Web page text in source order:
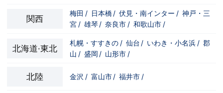
さい。その後、私たちの想いを説明させて
いただきます。その話の中で共感できる
か/出来ないかだと思います。ご応募お待
その話の中で共感できるか/出来ないかだ
と思います。ご応募お待ちしておりま
す！！
関西
梅田 / 日本橋 / 伏見・南インター / 神戸・三
宮 / 雄琴 / 奈良市 / 和歌山市 /
北海道·東北
札幌・すすきの / 仙台 / いわき・小名浜 / 郡
山 / 盛岡 / 山形市 /
北陸 金沢 / 富山市 / 福井市 /